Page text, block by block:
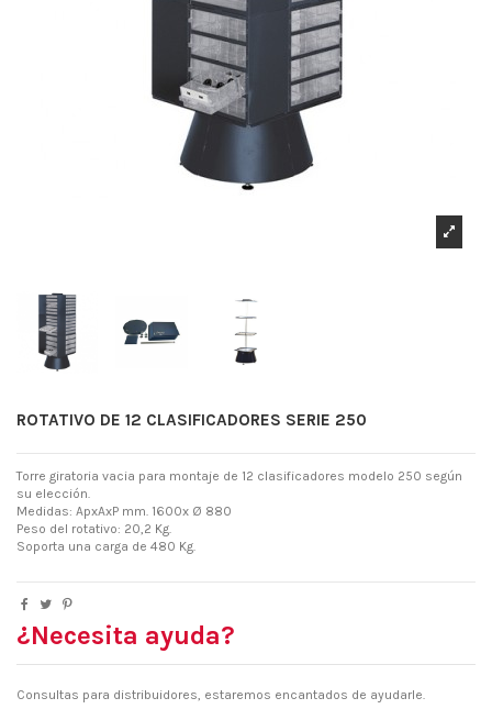
ROTATIVO DE 12 CLASIFICADORES SERIE 250
Torre giratoria vacia para montaje de 12 clasificadores modelo 250 según
su elección.
Medidas: ApxAxP mm. 1600x Ø 880
Peso del rotativo: 20,2 Kg.
Soporta una carga de 480 Kg.
¿Necesita ayuda?
Consultas para distribuidores, estaremos encantados de ayudarle.